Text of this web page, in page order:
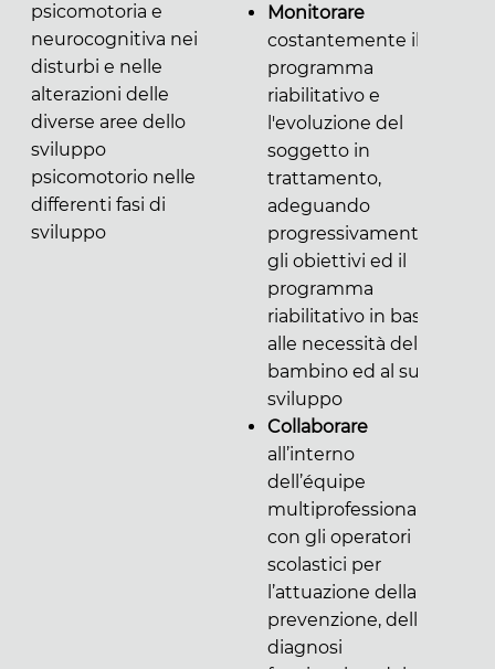
psicomotoria e
neurocognitiva nei
disturbi e nelle
alterazioni delle
diverse aree dello
sviluppo
psicomotorio nelle
differenti fasi di
sviluppo
Monitorare
costantemente il
programma
riabilitativo e
l'evoluzione del
soggetto in
trattamento,
adeguando
progressivamente
gli obiettivi ed il
programma
riabilitativo in base
alle necessità del
bambino ed al suo
sviluppo
Collaborare
all’interno
dell’équipe
multiprofessionale
con gli operatori
scolastici per
l’attuazione della
prevenzione, della
diagnosi